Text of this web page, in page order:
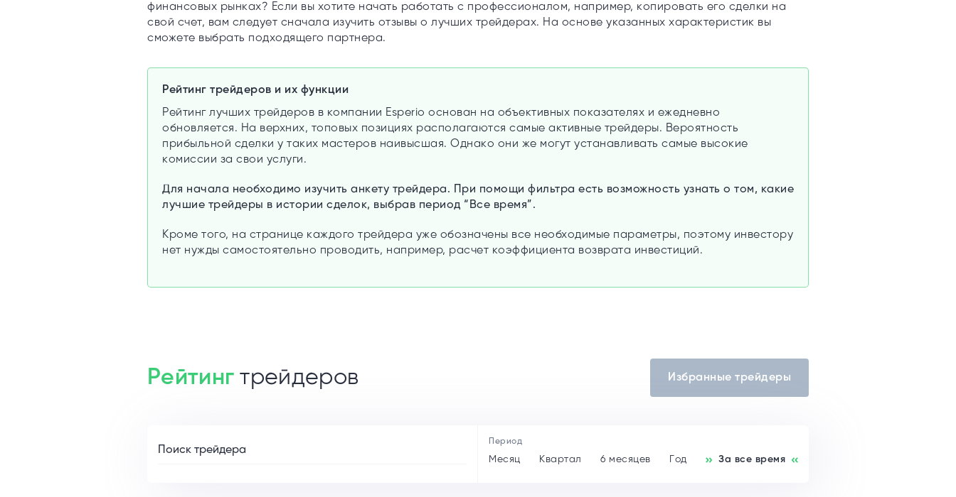
финансовых рынках? Если вы хотите начать работать с профессионалом, например, копировать его сделки на
свой счет, вам следует сначала изучить отзывы о лучших трейдерах. На основе указанных характеристик вы
сможете выбрать подходящего партнера.
Рейтинг трейдеров и их функции
Рейтинг лучших трейдеров в компании Esperio основан на объективных показателях и ежедневно
обновляется. На верхних, топовых позициях располагаются самые активные трейдеры. Вероятность
прибыльной сделки у таких мастеров наивысшая. Однако они же могут устанавливать самые высокие
комиссии за свои услуги.
Для начала необходимо изучить анкету трейдера. При помощи фильтра есть возможность узнать о том, какие
лучшие трейдеры в истории сделок, выбрав период “Все время”.
Кроме того, на странице каждого трейдера уже обозначены все необходимые параметры, поэтому инвестору
нет нужды самостоятельно проводить, например, расчет коэффициента возврата инвестиций.
Рейтинг трейдеров Избранные трейдеры
Период
Месяц Квартал 6 месяцев Год За все время